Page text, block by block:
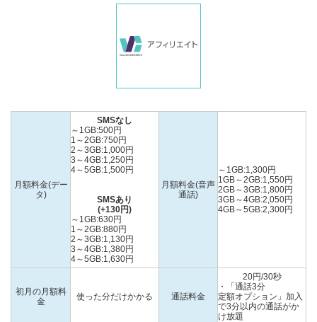
月額料金(デー
タ)
SMSなし
～1GB:500円
1～2GB:750円
2～3GB:1,000円
3～4GB:1,250円
4～5GB:1,500円
SMSあり
(+130円)
～1GB:630円
1～2GB:880円
2～3GB:1,130円
3～4GB:1,380円
4～5GB:1,630円
月額料金(音声
通話)
～1GB:1,300円
1GB～2GB:1,550円
2GB～3GB:1,800円
3GB～4GB:2,050円
4GB～5GB:2,300円
初月の月額料
金
使った分だけかかる 通話料金
20円/30秒
・「通話3分
定額オプション」加入
で3分以内の通話がか
け放題